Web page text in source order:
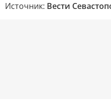
Источник: Вести